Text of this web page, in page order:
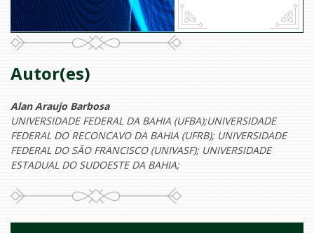
Autor(es)
Alan Araujo Barbosa
UNIVERSIDADE FEDERAL DA BAHIA (UFBA);UNIVERSIDADE
FEDERAL DO RECONCAVO DA BAHIA (UFRB); UNIVERSIDADE
FEDERAL DO SÃO FRANCISCO (UNIVASF); UNIVERSIDADE
ESTADUAL DO SUDOESTE DA BAHIA;